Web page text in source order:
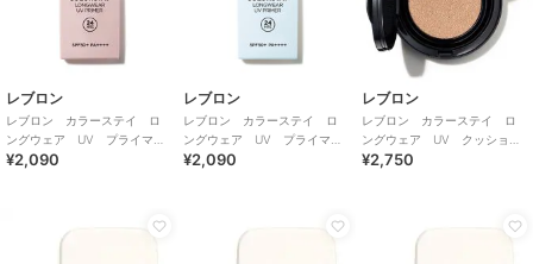
レブロン
レブロン カラーステイ ロ
ングウェア UV プライマ
ー 001
¥2,090
レブロン
レブロン カラーステイ ロ
ングウェア UV プライマ
ー 003
¥2,090
レブロン
レブロン カラーステイ ロ
ングウェア UV クッショ
ン ファンデーション 001
¥2,750